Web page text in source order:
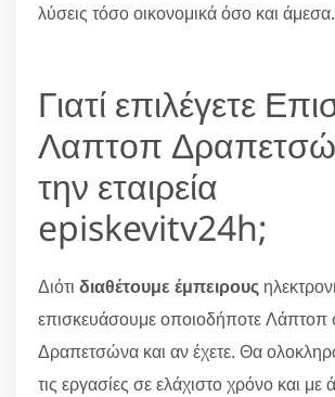
λύσεις τόσο οικονομικά όσο και άμεσα.
Γιατί επιλέγετε
Λαπτοπ
την εταιρεία
episkevitv24h;
Διότι διαθέτουμε έμπειρους
επισκευάσουμε οποιοδήποτε Λάπτοπ
Δραπετσώνα και αν έχετε. Θα
τις εργασίες σε ελάχιστο χρόνο και με